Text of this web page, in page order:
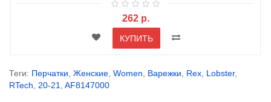
262 р.
КУПИТЬ
Теги: Перчатки, Женские, Women, Варежки, Rex, Lobster,
RTech, 20-21, AF8147000